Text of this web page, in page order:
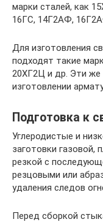
марки сталей, как
16ГС, 14Г2АФ,
Для изготовления
подходят такие
20ХГ2Ц и др. Эти же
изготовлении
Подготовка к
Углеродистые и
заготовки газовой,
резкой с
резцовыми или
удаления следов
Перед сборкой